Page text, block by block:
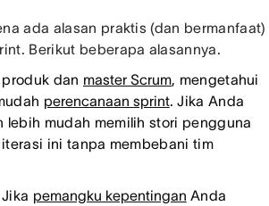
ada alasan praktis (dan bermanfaat)
Berikut beberapa alasannya.
dan master Scrum, mengetahui
perencanaan sprint. Jika Anda
mudah memilih stori pengguna
ini tanpa membebani tim
pemangku kepentingan Anda